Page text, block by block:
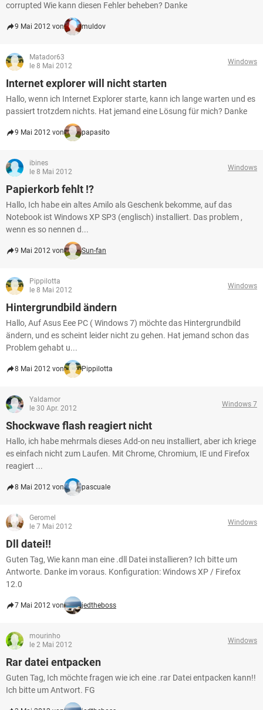
corrupted Wie kann diesen Fehler beheben? Danke
9 Mai 2012 von muldov
Matador63
le 8 Mai 2012
Windows
Internet explorer will nicht starten
Hallo, wenn ich Internet Explorer starte, kann ich lange warten und es
passiert trotzdem nichts. Hat jemand eine Lösung für mich? Danke
9 Mai 2012 von papasito
ibines
le 8 Mai 2012
Windows
Papierkorb fehlt !?
Hallo, Ich habe ein altes Amilo als Geschenk bekomme, auf das
Notebook ist Windows XP SP3 (englisch) installiert. Das problem ,
wenn es so nennen d...
9 Mai 2012 von Sun-fan
Pippilotta
le 8 Mai 2012
Windows
Hintergrundbild ändern
Hallo, Auf Asus Eee PC ( Windows 7) möchte das Hintergrundbild
ändern, und es scheint leider nicht zu gehen. Hat jemand schon das
Problem gehabt u...
8 Mai 2012 von Pippilotta
Yaldamor
le 30 Apr. 2012
Windows 7
Shockwave flash reagiert nicht
Hallo, ich habe mehrmals dieses Add-on neu installiert, aber ich kriege
es einfach nicht zum Laufen. Mit Chrome, Chromium, IE und Firefox
reagiert ...
8 Mai 2012 von pascuale
Geromel
le 7 Mai 2012
Windows
Dll datei!!
Guten Tag, Wie kann man eine .dll Datei installieren? Ich bitte um
Antworte. Danke im voraus. Konfiguration: Windows XP / Firefox
12.0
7 Mai 2012 von jedtheboss
mourinho
le 2 Mai 2012
Windows
Rar datei entpacken
Guten Tag, Ich möchte fragen wie ich eine .rar Datei entpacken kann!!
Ich bitte um Antwort. FG